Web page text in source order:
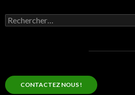
Rechercher :
CONTACTEZ NOUS !